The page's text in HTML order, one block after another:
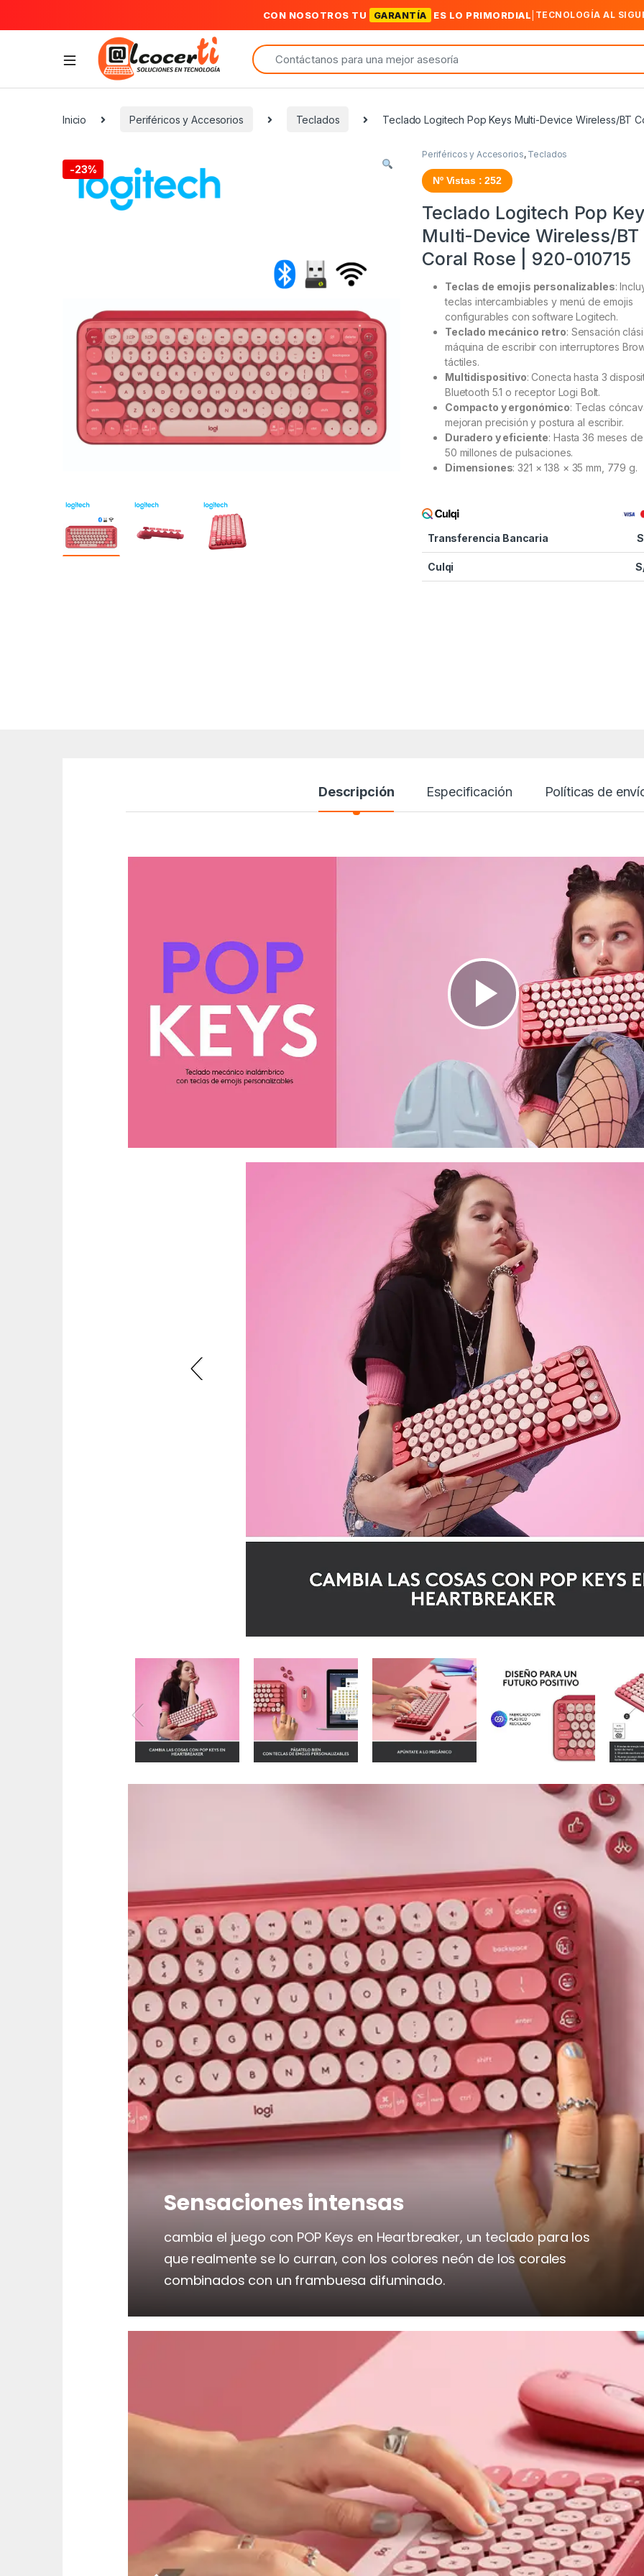
CON NOSOTROS TU GARANTÍA ES LO PRIMORDIAL TECNOLOGÍA AL
Search for:
Inicio Periféricos y Accesorios Teclados Teclado Logitech Pop Keys Multi-Device Wireless/BT
-23%
Periféricos y Accesorios, Teclados
Nº Vistas : 252
Teclado Logitech Pop
Multi-Device Wireless/BT
Coral Rose | 920-010715
Teclas de emojis personalizables:
teclas intercambiables y menú de emojis
configurables con software Logitech.
Teclado mecánico retro: Sensación
máquina de escribir con interruptores
táctiles.
Multidispositivo: Conecta hasta 3
Bluetooth 5.1 o receptor Logi Bolt.
Compacto y ergonómico: Teclas
mejoran precisión y postura al escribir.
Duradero y eficiente: Hasta 36 meses
50 millones de pulsaciones.
Dimensiones: 321 × 138 × 35 mm, 779 g.
Transferencia Bancaria
Culqi
Descripción Especificación Políticas de
Sensaciones intensas
cambia el juego con POP Keys en Heartbreaker, un teclado para los
que realmente se lo curran, con los colores neón de los corales
combinados con un frambuesa difuminado.